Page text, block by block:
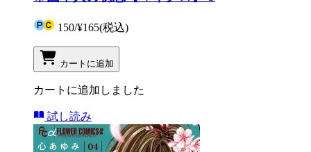
150/¥165(税込)
カートに追加
カートに追加しました
試し読み